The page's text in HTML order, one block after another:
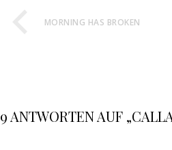
MORNING HAS BROKEN
9 ANTWORTEN AUF